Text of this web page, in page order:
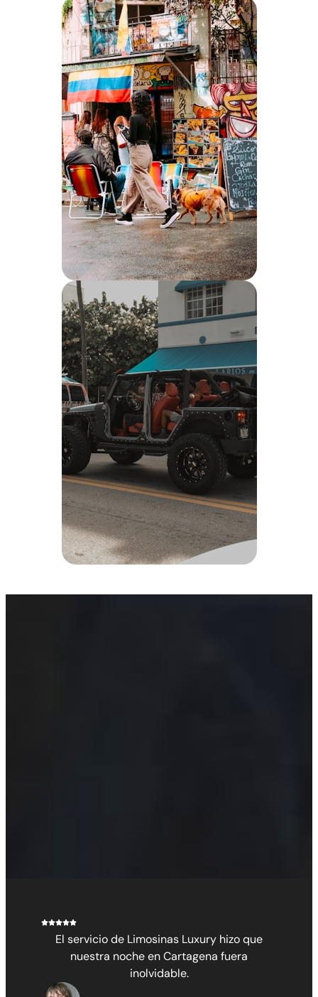
El servicio de Limosinas Luxury hizo que
nuestra noche en Cartagena fuera
inolvidable.